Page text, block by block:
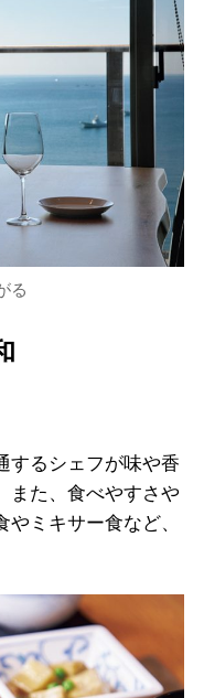
る
るシェフが味や香
また、食べやすさや
ミキサー食など、